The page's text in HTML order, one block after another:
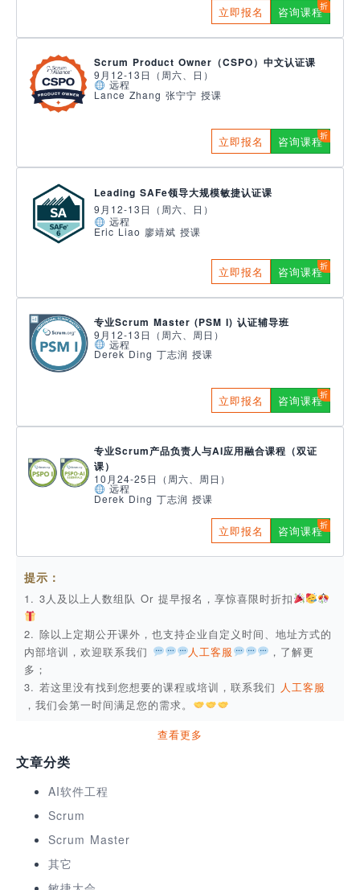
立即报名 咨询课程
Scrum Product Owner（CSPO）中文认证课
9月12-13日（周六、日）
远程
Lance Zhang 张宁宁 授课
立即报名 咨询课程
Leading SAFe领导大规模敏捷认证课
9月12-13日（周六、日）
远程
Eric Liao 廖靖斌 授课
立即报名 咨询课程
专业Scrum Master (PSM I) 认证辅导班
9月12-13日（周六、周日）
远程
Derek Ding 丁志润 授课
立即报名 咨询课程
专业Scrum产品负责人与AI应用融合课程（双证
课）
10月24-25日（周六、周日）
远程
Derek Ding 丁志润 授课
立即报名 咨询课程
提示：
1. 3人及以上人数组队 Or 提早报名，享惊喜限时折扣
2. 除以上定期公开课外，也支持企业自定义时间、地址方式的
内部培训，欢迎联系我们
人工客服
，了解更
多；
3. 若这里没有找到您想要的课程或培训，联系我们 人工客服
，我们会第一时间满足您的需求。
查看更多
文章分类
AI软件工程
Scrum
Scrum Master
其它